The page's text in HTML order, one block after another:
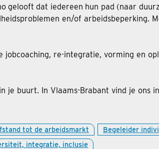
gelooft dat iedereen hun pad (naar
en/of arbeidsbeperking.
re-integratie, vorming en
buurt. In Vlaams-Brabant vind je ons
tot de arbeidsmarkt
Begeleider
integratie, inclusie